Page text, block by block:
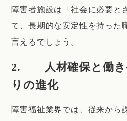
障害者施設は「社会に必要と
て、長期的な安定性を持った
言えるでしょう。
2. 人材確保と働き
りの進化
障害福祉業界では、従来から